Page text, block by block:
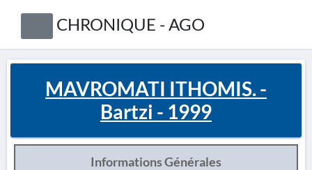
CHRONIQUE - AGO
MAVROMATI ITHOMIS. -
Bartzi - 1999
Informations Générales